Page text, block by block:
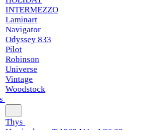
INTERMEZZO
Laminart
Navigator
Odyssey 833
Pilot
Robinson
Universe
Vintage
Woodstock
Thys